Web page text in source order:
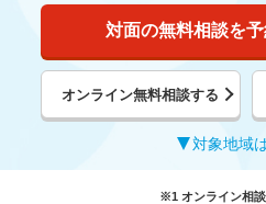
対面の無料相談を予
オンライン無料相談する
対象地域
※1 オンライン相